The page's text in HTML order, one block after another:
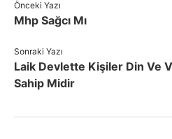
Önceki Yazı
Mhp Sağcı Mı
Sonraki Yazı
Laik Devlette Kişiler Din Ve
Sahip Midir